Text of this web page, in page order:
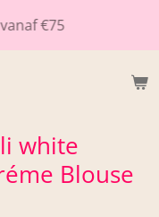
€75
white
Blouse